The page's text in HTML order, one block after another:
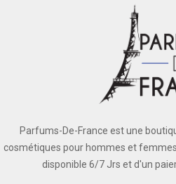
Parfums-De-France est une
cosmétiques pour hommes et
disponible 6/7 Jrs et d'un